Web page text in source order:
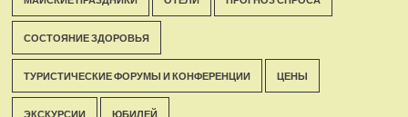
СОСТОЯНИЕ ЗДОРОВЬЯ
ТУРИСТИЧЕСКИЕ ФОРУМЫ И КОНФЕРЕНЦИИ ЦЕНЫ
ЭКСКУРСИИ ЮБИЛЕЙ